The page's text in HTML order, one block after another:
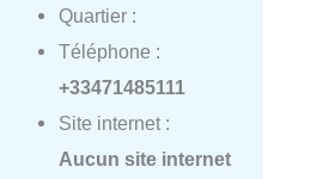
Quartier :
Téléphone :
+33471485111
Site internet :
Aucun site internet